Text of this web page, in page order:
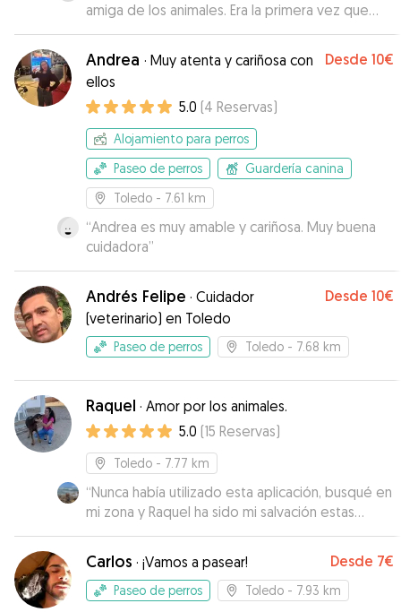
amiga de los animales. Era la primera vez que
dejaba a mis perritas fuera de casa y ha sido una
tranquilidad encontrar una cuidadora así.
Andrea · Muy atenta y cariñosa con
ellos
Desde 10€
5.0 (4 Reservas)
Alojamiento para perros
Paseo de perros
Guardería canina
Toledo - 7.61 km
“Andrea es muy amable y cariñosa. Muy buena
cuidadora”
Andrés Felipe · Cuidador
(veterinario) en Toledo
Desde 10€
Paseo de perros Toledo - 7.68 km
Raquel · Amor por los animales.
5.0 (15 Reservas)
Toledo - 7.77 km
“Nunca había utilizado esta aplicación, busqué en
mi zona y Raquel ha sido mi salvación estas
vacaciones. Educada, cariñosa, responsable y su
familia estupenda. Manda fotos y vídeo que te
dan tranquilidad. Volveré a repetir, Gracias
Raquel!”
Carlos · ¡Vamos a pasear! Desde 7€
Paseo de perros Toledo - 7.93 km